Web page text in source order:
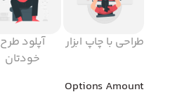
طراحی با چاپ ابزار
آپلود طرح
خودتان
Options Amount